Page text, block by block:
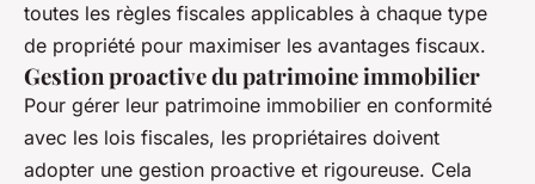
toutes les règles fiscales applicables à chaque type
de propriété pour maximiser les avantages fiscaux.
Gestion proactive du patrimoine immobilier
Pour gérer leur patrimoine immobilier en conformité
avec les lois fiscales, les propriétaires doivent
adopter une gestion proactive et rigoureuse. Cela